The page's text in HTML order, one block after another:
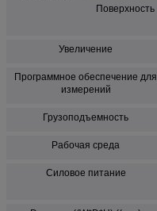
Поверхность
Увеличение
Программное обеспечение для
измерений
Грузоподъемность
Рабочая среда
Силовое питание